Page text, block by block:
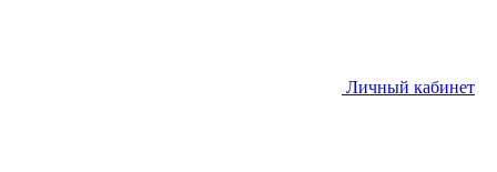
Личный кабинет